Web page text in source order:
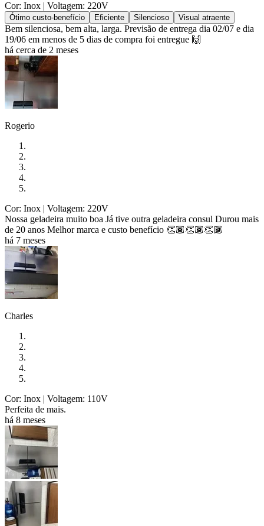
Cor: Inox | Voltagem: 220V
Ótimo custo-benefício Eficiente Silencioso Visual atraente
Bem silenciosa, bem alta, larga. Previsão de entrega dia 02/07 e dia
19/06 em menos de 5 dias de compra foi entregue 🙌
há cerca de 2 meses
Rogerio
Cor: Inox | Voltagem: 220V
Nossa geladeira muito boa Já tive outra geladeira consul Durou mais
de 20 anos Melhor marca e custo benefício 👏🏾👏🏾👏🏾
há 7 meses
Charles
Cor: Inox | Voltagem: 110V
Perfeita de mais.
há 8 meses